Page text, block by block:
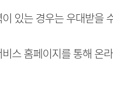
있는 경우는 우대받을
스 홈페이지를 통해 온